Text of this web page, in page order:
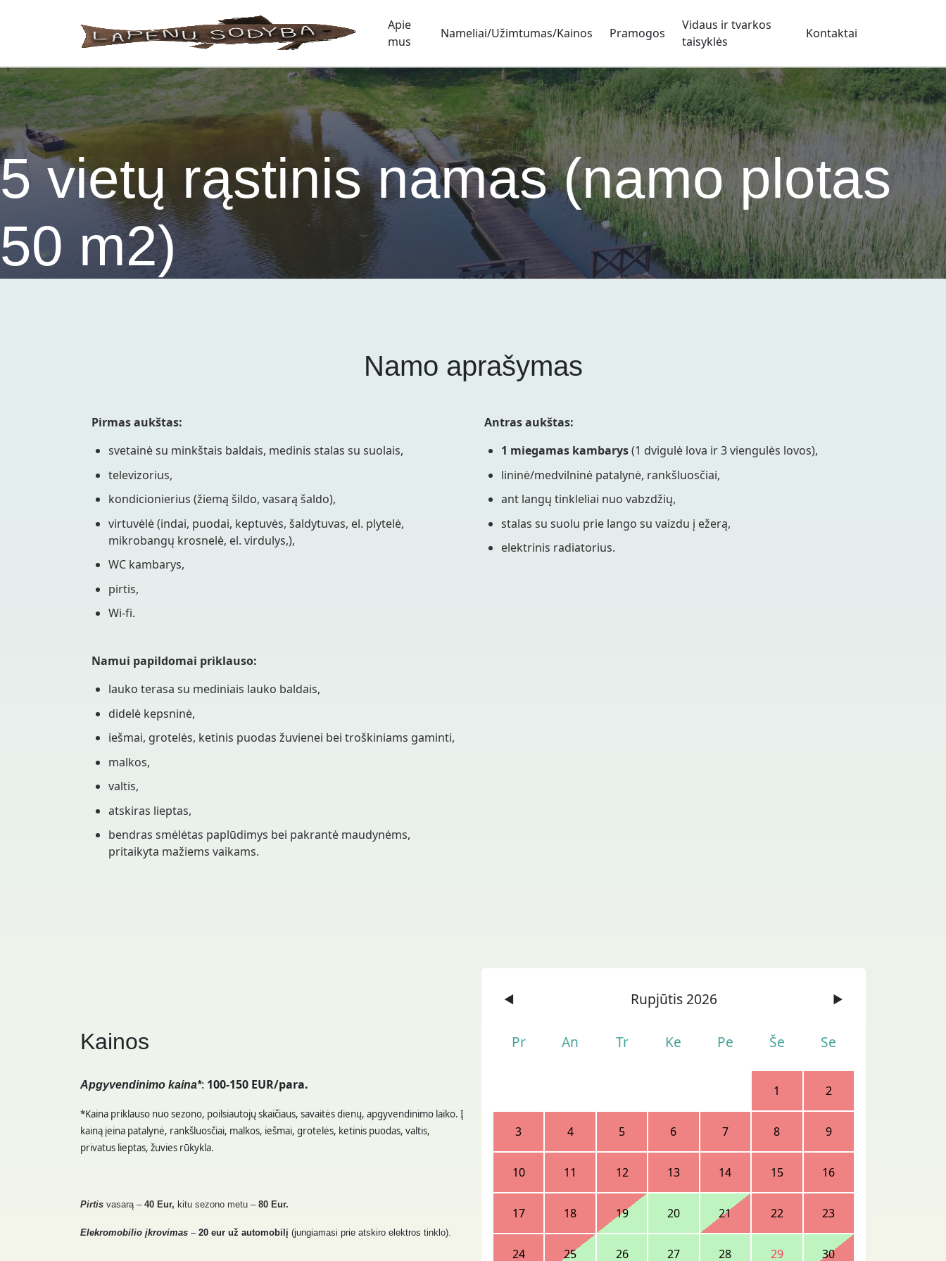
Apie
mus
Nameliai/Užimtumas/Kainos Pramogos
Vidaus ir tvarkos
taisyklės
Kontaktai
5 vietų rąstinis namas (namo plotas
50 m2)
Namo aprašymas
Pirmas aukštas:
svetainė su minkštais baldais, medinis stalas su suolais,
televizorius,
kondicionierius (žiemą šildo, vasarą šaldo),
virtuvėlė (indai, puodai, keptuvės, šaldytuvas, el. plytelė,
mikrobangų krosnelė, el. virdulys,),
WC kambarys,
pirtis,
Wi-fi.
Antras aukštas:
1 miegamas kambarys(1 dvigulė lova ir 3 viengulės lovos),
lininė/medvilninė patalynė, rankšluosčiai,
ant langų tinkleliai nuo vabzdžių,
stalas su suolu prie lango su vaizdu į ežerą,
elektrinis radiatorius.
Namui papildomai priklauso:
lauko terasa su mediniais lauko baldais,
didelė kepsninė,
iešmai, grotelės, ketinis puodas žuvienei bei troškiniams gaminti,
malkos,
valtis,
atskiras lieptas,
bendras smėlėtas paplūdimys bei pakrantė maudynėms,
pritaikyta mažiems vaikams.
Kainos
Apgyvendinimo kaina*: 100-150 EUR/para.
*Kaina priklauso nuo sezono, poilsiautojų skaičiaus, savaitės dienų, apgyvendinimo laiko. Į
kainą įeina patalynė, rankšluosčiai, malkos, iešmai, grotelės, ketinis puodas, valtis,
privatus lieptas, žuvies rūkykla.
Pirtis vasarą – 40 Eur, kitu sezono metu – 80 Eur.
Elekromobilio įkrovimas – 20 eur už automobilį (jungiamasi prie atskiro elektros tinklo).
◀ Rupjūtis 2026 ▶
Pr An Tr Ke Pe Še Se
1 2
3 4 5 6 7 8 9
10 11 12 13 14 15 16
17 18 19 20 21 22 23
24 25 26 27 28 29 30